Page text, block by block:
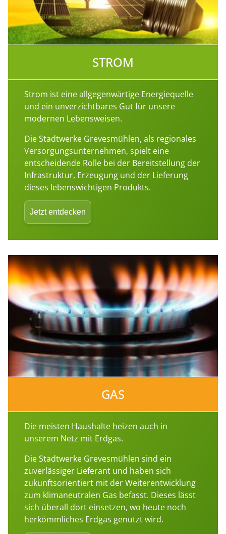
STROM
Strom ist eine allgegenwärtige Energiequelle
und ein unverzichtbares Gut für unsere
modernen Lebensweisen.
Die Stadtwerke Grevesmühlen, als regionales
Versorgungsunternehmen, spielt eine
entscheidende Rolle bei der Bereitstellung der
Infrastruktur, Erzeugung und der Lieferung
dieses lebenswichtigen Produkts.
Jetzt entdecken
GAS
Die meisten Haushalte heizen auch in
unserem Netz mit Erdgas.
Die Stadtwerke Grevesmühlen sind ein
zuverlässiger Lieferant und haben sich
zukunftsorientiert mit der Weiterentwicklung
zum klimaneutralen Gas befasst. Dieses lässt
sich überall dort einsetzen, wo heute noch
herkömmliches Erdgas genutzt wird.